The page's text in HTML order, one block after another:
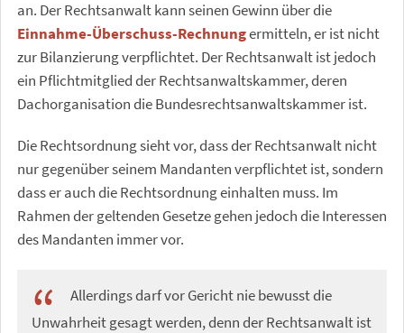
an. Der Rechtsanwalt kann seinen Gewinn über die
Einnahme-Überschuss-Rechnungermitteln, er ist nicht
zur Bilanzierung verpflichtet. Der Rechtsanwalt ist jedoch
ein Pflichtmitglied der Rechtsanwaltskammer, deren
Dachorganisation die Bundesrechtsanwaltskammer ist.
Die Rechtsordnung sieht vor, dass der Rechtsanwalt nicht
nur gegenüber seinem Mandanten verpflichtet ist, sondern
dass er auch die Rechtsordnung einhalten muss. Im
Rahmen der geltenden Gesetze gehen jedoch die Interessen
des Mandanten immer vor.
Allerdings darf vor Gericht nie bewusst die
Unwahrheit gesagt werden, denn der Rechtsanwalt ist